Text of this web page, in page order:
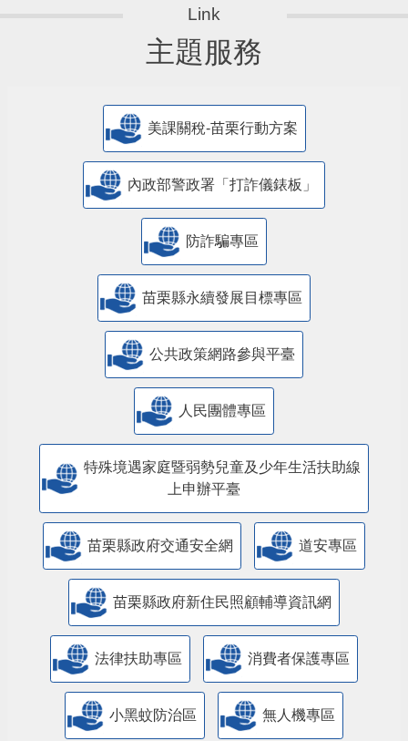
主題服務
美課關稅-苗栗行動方案
內政部警政署「打詐儀錶板」
防詐騙專區
苗栗縣永續發展目標專區
公共政策網路參與平臺
人民團體專區
特殊境遇家庭暨弱勢兒童及少年生活扶助線
上申辦平臺
苗栗縣政府交通安全網 道安專區
苗栗縣政府新住民照顧輔導資訊網
法律扶助專區 消費者保護專區
小黑蚊防治區 無人機專區